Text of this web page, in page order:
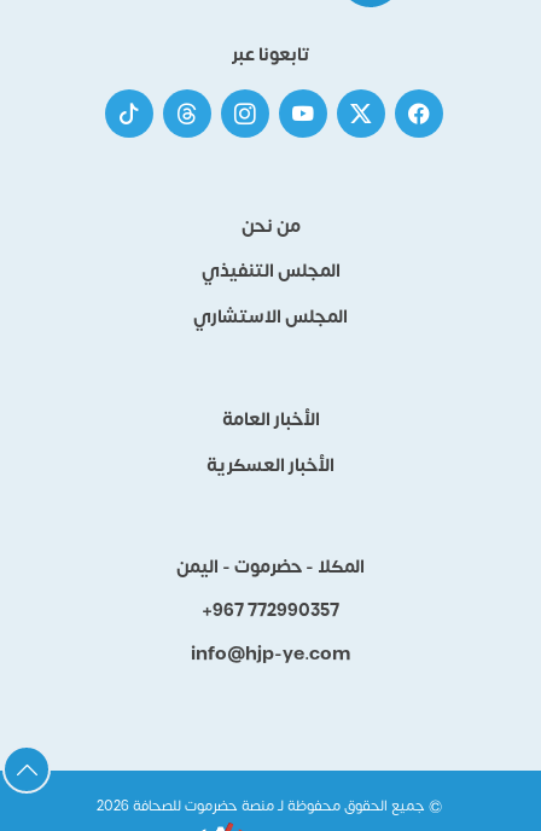
تابعونا عبر
من نحن
المجلس التنفيذي
المجلس الاستشاري
الأخبار العامة
الأخبار العسكرية
المكلا - حضرموت - اليمن
+967 772990357
info@hjp-ye.com
‏ © جميع الحقوق محفوظة لـ منصة حضرموت للصحافة 2026